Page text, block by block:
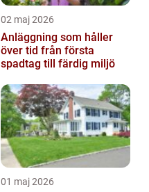
02 maj 2026
Anläggning som håller
över tid från första
spadtag till färdig miljö
01 maj 2026